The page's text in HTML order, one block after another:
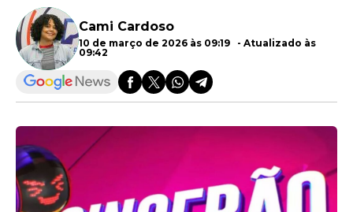
Cami Cardoso
10 de março de 2026 às 09:19 - Atualizado às
09:42